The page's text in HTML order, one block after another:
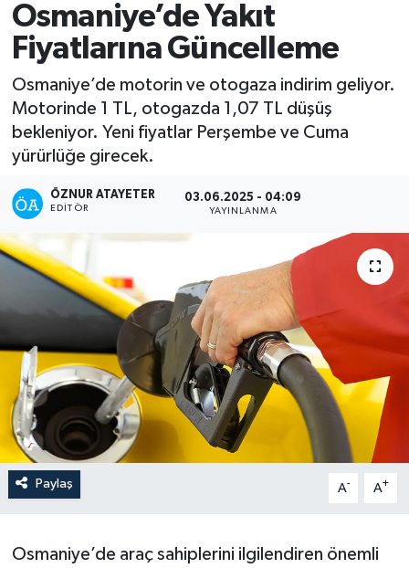
Osmaniye’de Yakıt
Fiyatlarına Güncelleme
Osmaniye’de motorin ve otogaza indirim geliyor.
Motorinde 1 TL, otogazda 1,07 TL düşüş
bekleniyor. Yeni fiyatlar Perşembe ve Cuma
yürürlüğe girecek.
ÖZNUR ATAYETER
EDITÖR
03.06.2025 - 04:09
YAYINLANMA
Paylaş A- A+
Osmaniye’de araç sahiplerini ilgilendiren önemli
SPOR
RESMİ İLANLAR
Son Dakika Haberleri
Haber Arşivi